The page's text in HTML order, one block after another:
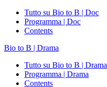
Tutto su Bio to B | Doc
Programma | Doc
Contents
Bio to B | Drama
Tutto su Bio to B | Drama
Programma | Drama
Contents